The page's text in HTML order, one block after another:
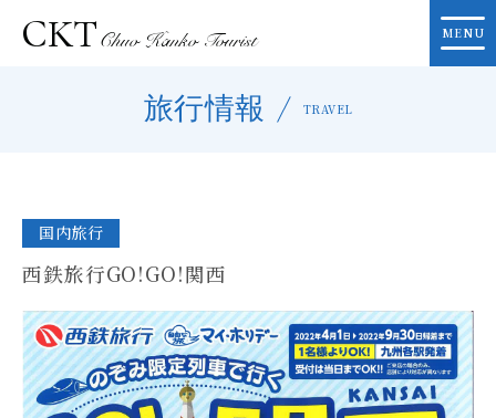
CKTChuo Kanko Tourist
旅行情報 TRAVEL
国内旅行
西鉄旅行GO!GO!関西